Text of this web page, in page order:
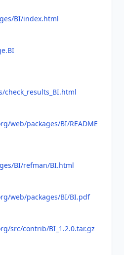
BI/index.html
check_results_BI.html
web/packages/BI/README
BI/refman/BI.html
web/packages/BI/BI.pdf
src/contrib/BI_1.2.0.tar.gz